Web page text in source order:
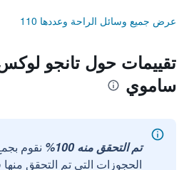
عرض جميع وسائل الراحة وعددها 110
تقييمات حول تانجو
ساموي
تم التحقق منه 100%
نقوم
الحجوزات التي تم التحقق